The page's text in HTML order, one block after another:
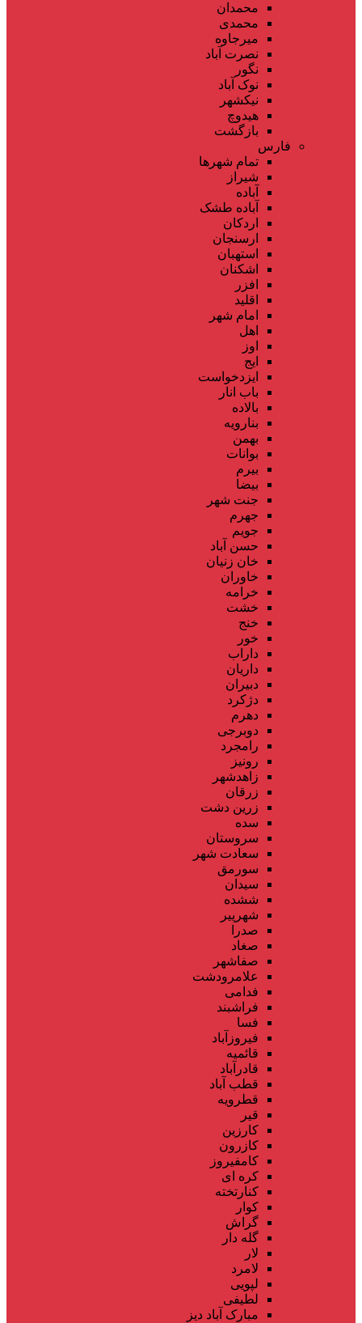
محمدان
محمدی
میرجاوه
نصرت آباد
نگور
نوک آباد
نیکشهر
هیدوچ
بازگشت
فارس
تمام شهر‌ها
شیراز
آباده
آباده طشک
اردکان
ارسنجان
استهبان
اشکنان
افزر
اقلید
امام شهر
اهل
اوز
ایج
ایزدخواست
باب انار
بالاده
بنارویه
بهمن
بوانات
بیرم
بیضا
جنت شهر
جهرم
جویم
حسن آباد
خان زنیان
خاوران
خرامه
خشت
خنج
خور
داراب
داریان
دبیران
دژکرد
دهرم
دوبرجی
رامجرد
رونیز
زاهدشهر
زرقان
زرین دشت
سده
سروستان
سعادت شهر
سورمق
سیدان
ششده
شهرپیر
صدرا
صغاد
صفاشهر
علامرودشت
فدامی
فراشبند
فسا
فیروزآباد
قائمیه
قادرآباد
قطب آباد
قطرویه
قیر
کارزین
کازرون
کامفیروز
کره ای
کنارتخته
کوار
گراش
گله دار
لار
لامرد
لپویی
لطیفی
مبارک آباد دیز